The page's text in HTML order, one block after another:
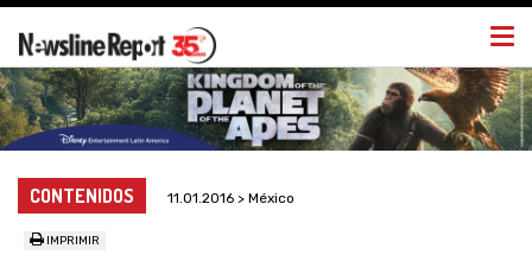
CONTENIDOS 11.01.2016 > México
IMPRIMIR